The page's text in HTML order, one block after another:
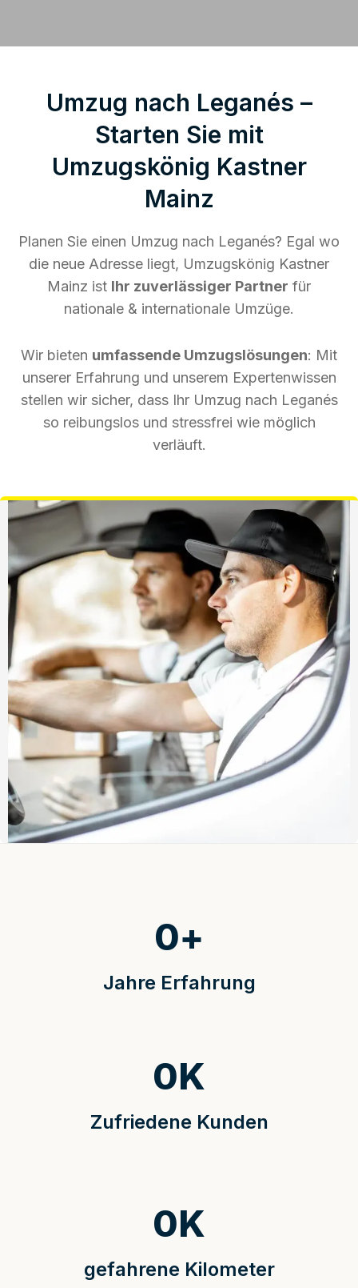
Umzug nach Leganés –
Starten Sie mit
Umzugskönig Kastner
Mainz
Planen Sie einen Umzug nach Leganés? Egal wo
die neue Adresse liegt, Umzugskönig Kastner
Mainz ist Ihr zuverlässiger Partner für
nationale & internationale Umzüge.
Wir bieten umfassende Umzugslösungen: Mit
unserer Erfahrung und unserem Expertenwissen
stellen wir sicher, dass Ihr Umzug nach Leganés
so reibungslos und stressfrei wie möglich
verläuft.
Jahre Erfahrung
0+
Zufriedene Kunden
0K
gefahrene Kilometer
0K